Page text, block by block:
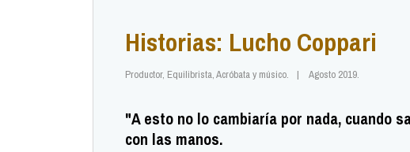
Historias: Lucho Coppari
Productor, Equilibrista, Acróbata y músico. Agosto 2019.
"A esto no lo cambiaría por nada, cuando
con las manos.